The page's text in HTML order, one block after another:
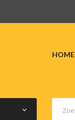
HOME